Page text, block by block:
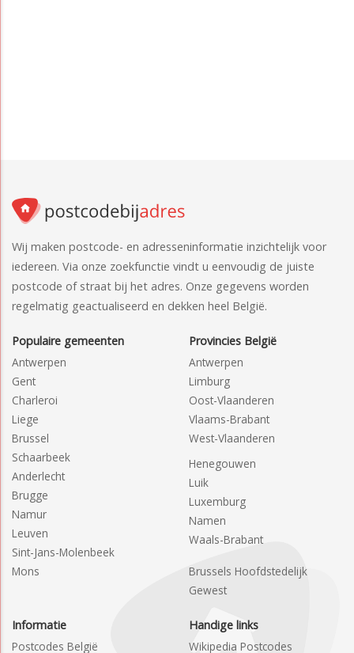
Wij maken postcode- en adresseninformatie inzichtelijk voor
iedereen. Via onze zoekfunctie vindt u eenvoudig de juiste
postcode of straat bij het adres. Onze gegevens worden
regelmatig geactualiseerd en dekken heel België.
Populaire gemeenten
Antwerpen
Gent
Charleroi
Liege
Brussel
Schaarbeek
Anderlecht
Brugge
Namur
Leuven
Sint-Jans-Molenbeek
Mons
Provincies België
Antwerpen
Limburg
Oost-Vlaanderen
Vlaams-Brabant
West-Vlaanderen
Henegouwen
Luik
Luxemburg
Namen
Waals-Brabant
Brussels Hoofdstedelijk
Gewest
Informatie
Postcodes België
Handige links
Wikipedia Postcodes